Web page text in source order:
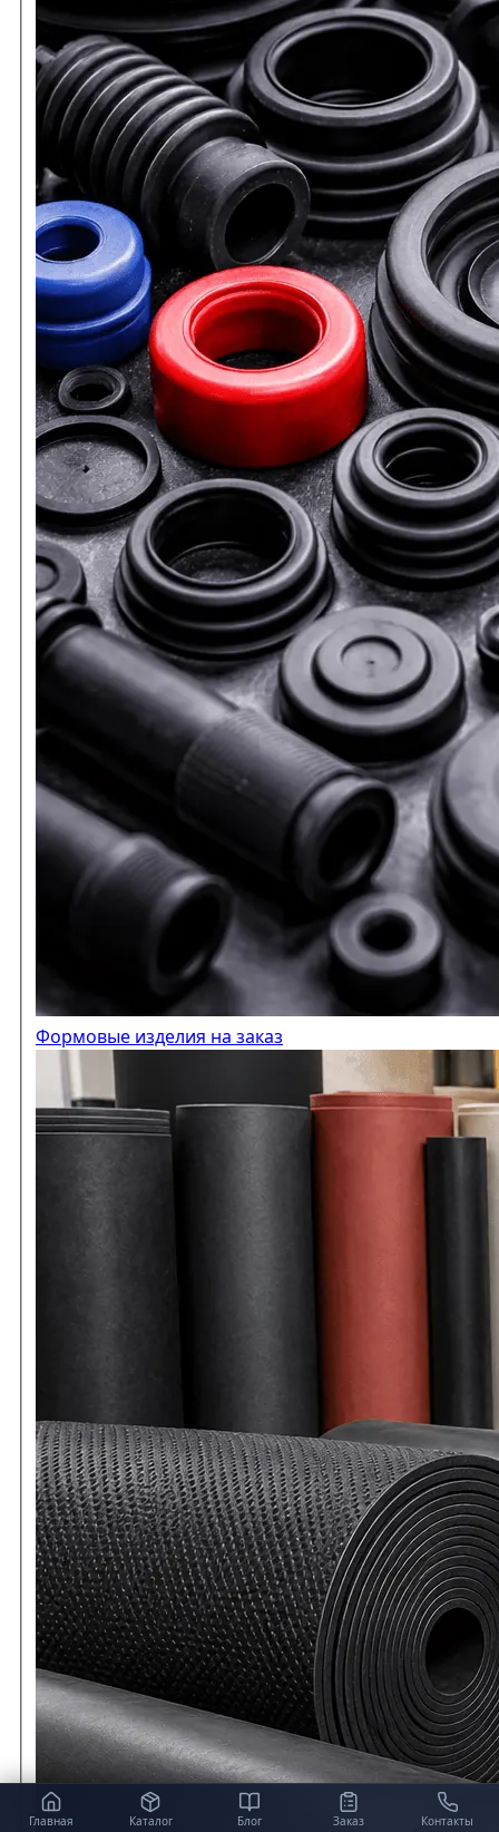
Формовые изделия на заказ
Главная Каталог Блог Заказ Контакты